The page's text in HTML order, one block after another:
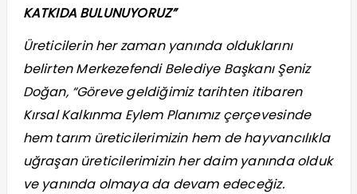
KATKIDA BULUNUYORUZ”
Üreticilerin her zaman yanında olduklarını
belirten Merkezefendi Belediye Başkanı Şeniz
Doğan, “Göreve geldiğimiz tarihten itibaren
Kırsal Kalkınma Eylem Planımız çerçevesinde
hem tarım üreticilerimizin hem de hayvancılıkla
uğraşan üreticilerimizin her daim yanında olduk
ve yanında olmaya da devam edeceğiz.